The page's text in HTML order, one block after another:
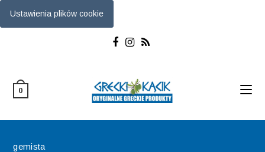
Ustawienia plików cookie
0
gemista